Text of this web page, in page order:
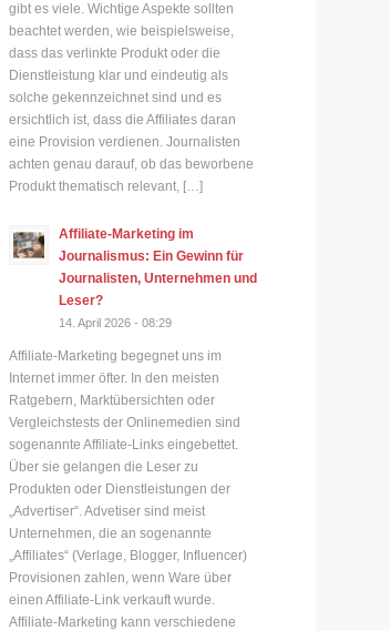
gibt es viele. Wichtige Aspekte sollten
beachtet werden, wie beispielsweise,
dass das verlinkte Produkt oder die
Dienstleistung klar und eindeutig als
solche gekennzeichnet sind und es
ersichtlich ist, dass die Affiliates daran
eine Provision verdienen. Journalisten
achten genau darauf, ob das beworbene
Produkt thematisch relevant, […]
Affiliate-Marketing im
Journalismus: Ein Gewinn für
Journalisten, Unternehmen und
Leser?
14. April 2026 - 08:29
Affiliate-Marketing begegnet uns im
Internet immer öfter. In den meisten
Ratgebern, Marktübersichten oder
Vergleichstests der Onlinemedien sind
sogenannte Affiliate-Links eingebettet.
Über sie gelangen die Leser zu
Produkten oder Dienstleistungen der
„Advertiser“. Advetiser sind meist
Unternehmen, die an sogenannte
„Affiliates“ (Verlage, Blogger, Influencer)
Provisionen zahlen, wenn Ware über
einen Affiliate-Link verkauft wurde.
Affiliate-Marketing kann verschiedene